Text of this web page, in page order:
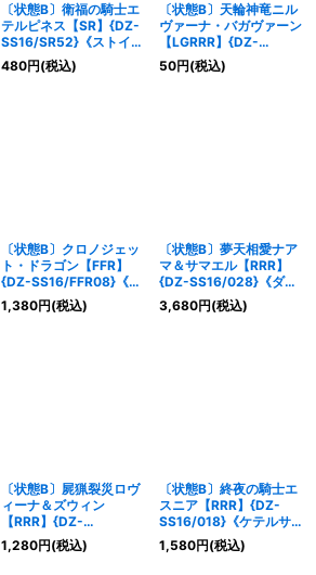
〔状態B〕衛福の騎士エ
テルピネス【SR】{DZ-
SS16/SR52}《ストイケ
イア》
480円(税込)
〔状態B〕天輪神竜ニル
ヴァーナ・バガヴァーン
【LGRRR】{DZ-
SS16/LG01}《ドラゴン
エンパイア》
50円(税込)
〔状態B〕クロノジェッ
ト・ドラゴン【FFR】
{DZ-SS16/FFR08}《ダ
ークステイツ》
1,380円(税込)
〔状態B〕夢天相愛ナア
マ＆サマエル【RRR】
{DZ-SS16/028}《ダー
クステイツ/ケテルサン
クチュアリ》
3,680円(税込)
〔状態B〕屍猟裂災ロヴ
ィーナ＆ズウィン
【RRR】{DZ-
SS16/031}《ストイケイ
ア/ダークステイツ》
1,280円(税込)
〔状態B〕終夜の騎士エ
スニア【RRR】{DZ-
SS16/018}《ケテルサン
クチュアリ》
1,580円(税込)